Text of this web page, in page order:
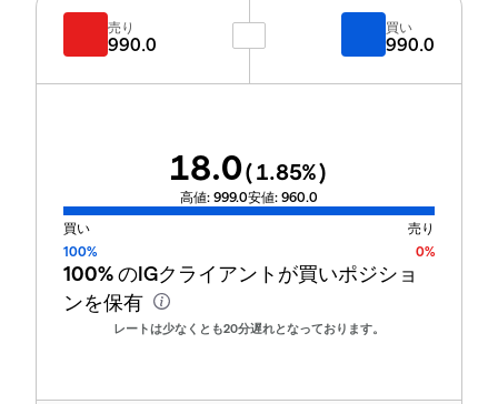
売り
990.0
買い
990.0
18.0(1.85%)
高値: 999.0安値: 960.0
買い
売り
100%
0%
100%のIGクライアントが買いポジショ
ンを保有
レートは少なくとも20分遅れとなっております。